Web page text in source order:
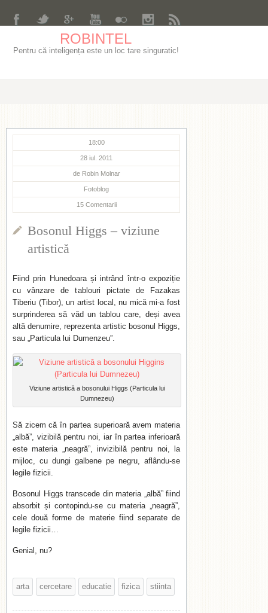
ROBINTEL
Pentru că inteligența este un loc tare singuratic!
18:00
28 iul. 2011
de Robin Molnar
Fotoblog
15 Comentarii
Bosonul Higgs – viziune
artistică
Fiind prin Hunedoara și intrând într-o expoziție
cu vânzare de tablouri pictate de Fazakas
Tiberiu (Tibor), un artist local, nu mică mi-a fost
surprinderea să văd un tablou care, deși avea
altă denumire, reprezenta artistic bosonul Higgs,
sau „Particula lui Dumenzeu”.
Viziune artistică a bosonului Higgs (Particula lui
Dumnezeu)
Să zicem că în partea superioară avem materia
„albă”, vizibilă pentru noi, iar în partea inferioară
este materia „neagră”, invizibilă pentru noi, la
mijloc, cu dungi galbene pe negru, aflându-se
legile fizicii.
Bosonul Higgs transcede din materia „albă” fiind
absorbit și contopindu-se cu materia „neagră”,
cele două forme de materie fiind separate de
legile fizicii…
Genial, nu?
arta cercetare educatie fizica stiinta